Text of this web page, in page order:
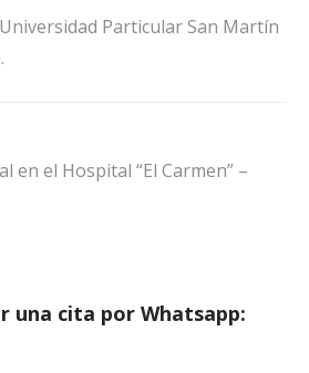
Particular San Martín
en el Hospital “El Carmen” –
una cita por Whatsapp: